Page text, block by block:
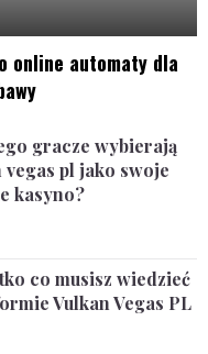
online automaty dla
gracze wybierają
vegas pl jako swoje
kasyno?
co musisz wiedzieć
Vulkan Vegas PL